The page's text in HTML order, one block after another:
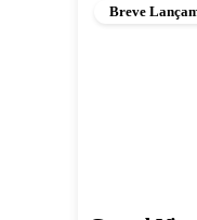
Breve